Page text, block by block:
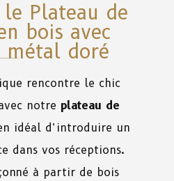
Plateau de
bois avec
métal doré
rencontre le chic
notre plateau de
idéal d’introduire un
dans vos réceptions.
à partir de bois